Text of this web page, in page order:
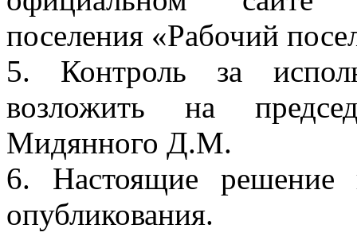
поселения «Рабочий
5. Контроль за
возложить на
Мидянного Д.М.
6. Настоящие решение
опубликования.